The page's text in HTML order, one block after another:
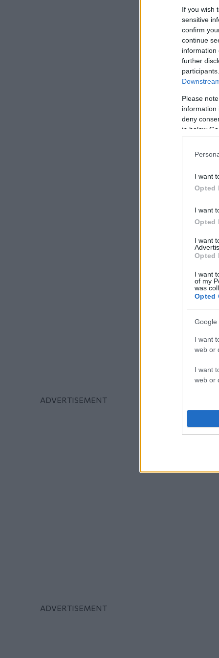
If you wish
sensitive
confirm
continue
information
further
Please
information
deny
in below
I want
Opted
I want
Opted
I want
Opted
I want
of my
was
Opted
Google
I want
web or
I want
web or